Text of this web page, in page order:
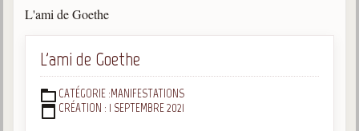
Bibliothèque spirite
Documents
L'ami de Goethe
L'ami de Goethe
DÉTAILS
CATÉGORIE :MANIFESTATIONS
CRÉATION : 1 SEPTEMBRE 2021